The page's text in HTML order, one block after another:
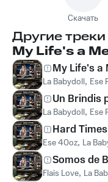
Скачать
Другие
My Life's a
My Life's a
La Babydoll, Ese
Un Brindis
La Babydoll, Ese
Hard Times
Ese 40oz, La
Somos de
Flais Love, La